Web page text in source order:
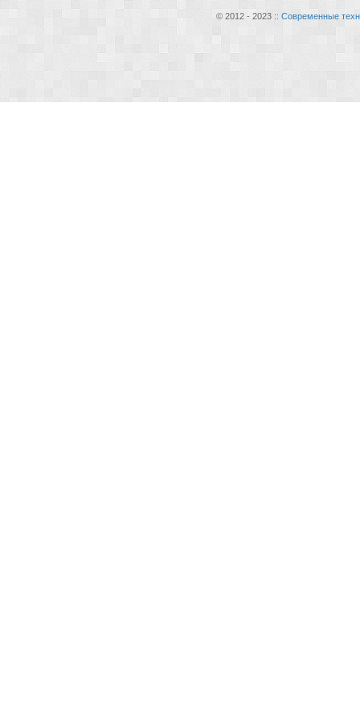
© 2012 - 2023 :: Современные